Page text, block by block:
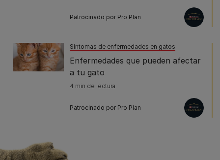
Patrocinado por Pro Plan
Síntomas de enfermedades en gatos
Enfermedades que pueden afectar
a tu gato
4 min de lectura
Patrocinado por Pro Plan